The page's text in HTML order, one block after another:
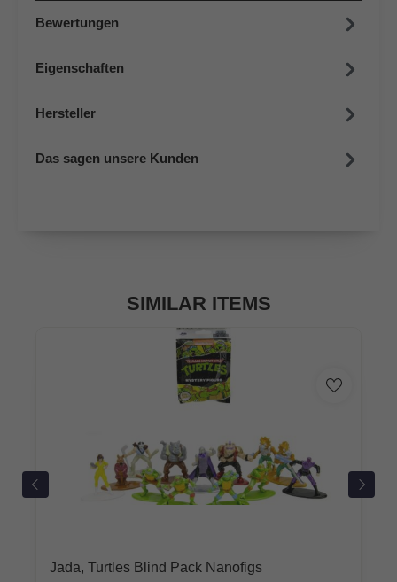
Bewertungen
Eigenschaften
Hersteller
Das sagen unsere Kunden
SIMILAR ITEMS
Jada, Turtles Blind Pack Nanofigs